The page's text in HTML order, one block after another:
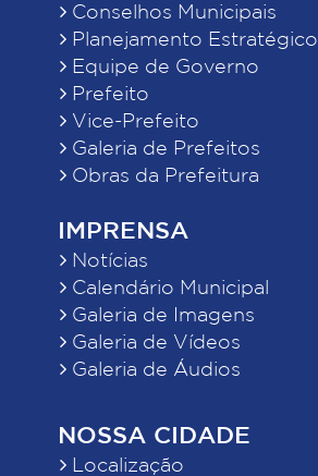
Conselhos Municipais
Planejamento Estratégico
Equipe de Governo
Prefeito
Vice-Prefeito
Galeria de Prefeitos
Obras da Prefeitura
IMPRENSA
Notícias
Calendário Municipal
Galeria de Imagens
Galeria de Vídeos
Galeria de Áudios
NOSSA CIDADE
Localização